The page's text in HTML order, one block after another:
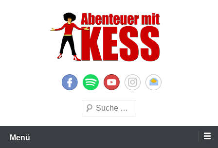
Abenteuer mit KESS
Suchen
Menü